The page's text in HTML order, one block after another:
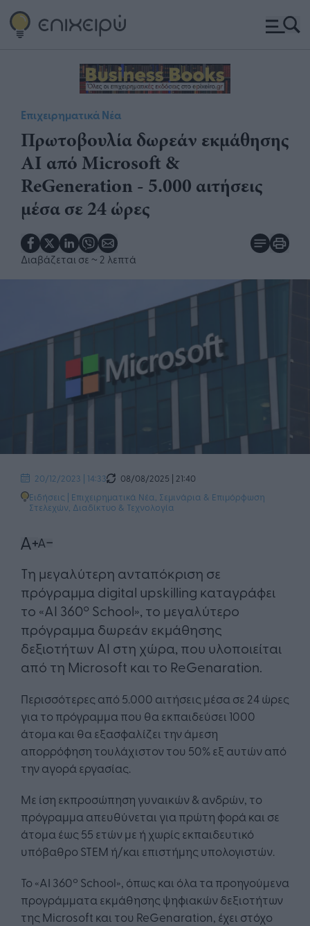
Επιχειρηματικά Νέα
Πρωτοβουλία δωρεάν εκμάθησης
AI από Microsoft &
ReGeneration - 5.000 αιτήσεις
μέσα σε 24 ώρες​
Διαβάζεται σε ~ 2 λεπτά
20/12/2023 | 14:33
08/08/2025 | 21:40
Ειδήσεις | Επιχειρηματικά Νέα Σεμινάρια & Επιμόρφωση
Στελεχών Διαδίκτυο & Τεχνολογία
Τη μεγαλύτερη ανταπόκριση σε
πρόγραμμα digital upskilling καταγράφει
το «AI 360º School», το μεγαλύτερο
πρόγραμμα δωρεάν εκμάθησης
δεξιοτήτων AΙ στη χώρα, που υλοποιείται
από τη Microsoft και το ReGenaration.
Περισσότερες από 5.000 αιτήσεις μέσα σε 24 ώρες
για το πρόγραμμα που θα εκπαιδεύσει 1000
άτομα και θα εξασφαλίζει την άμεση
απορρόφηση τουλάχιστον του 50% εξ αυτών από
την αγορά εργασίας.
Με ίση εκπροσώπηση γυναικών & ανδρών, το
πρόγραμμα απευθύνεται για πρώτη φορά και σε
άτομα έως 55 ετών με ή χωρίς εκπαιδευτικό
υπόβαθρο STEM ή/και επιστήμης υπολογιστών.
Το «AI 360º School», όπως και όλα τα προηγούμενα
προγράμματα εκμάθησης ψηφιακών δεξιοτήτων
της Microsoft και του ReGenaration, έχει στόχο